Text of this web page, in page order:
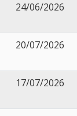
24/06/2026
20/07/2026
17/07/2026